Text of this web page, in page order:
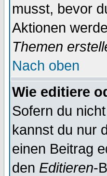
musst, bevor
Aktionen
Themen
Nach oben
Wie editiere
Sofern du
kannst du nur
einen Beitrag
den Editieren-